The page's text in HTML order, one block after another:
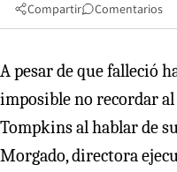
Compartir Comentarios
A pesar de que falleció
imposible no recordar
Tompkins al hablar de
Morgado, directora